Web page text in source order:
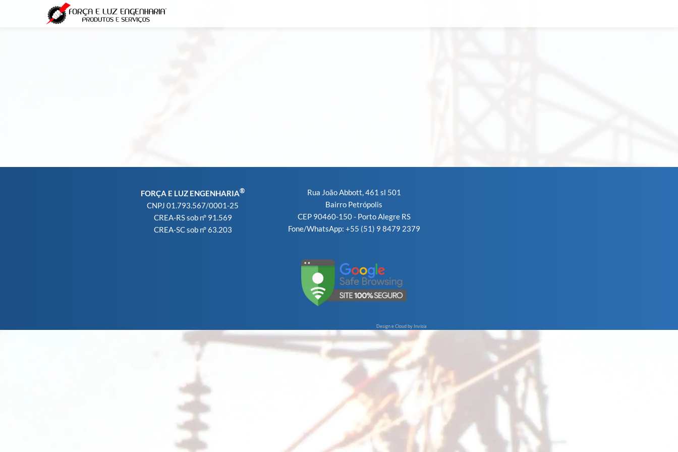
FORÇA E LUZ ENGENHARIA®
CNPJ 01.793.567/0001-25
CREA-RS sob n° 91.569
CREA-SC sob n° 63.203
Rua João Abbott, 461 sl 501
Bairro Petrópolis
CEP 90460-150 - Porto Alegre RS
Fone/WhatsApp: +55 (51) 9 8479 2379
Design e Cloud by Invisia